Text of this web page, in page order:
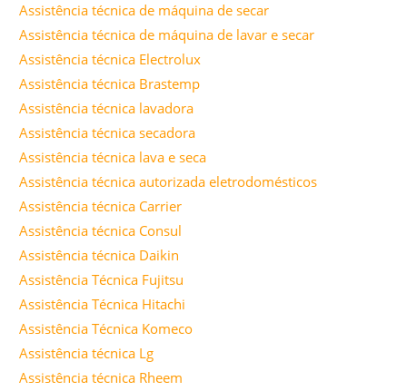
Assistência técnica de máquina de secar
Assistência técnica de máquina de lavar e secar
Assistência técnica Electrolux
Assistência técnica Brastemp
Assistência técnica lavadora
Assistência técnica secadora
Assistência técnica lava e seca
Assistência técnica autorizada eletrodomésticos
Assistência técnica Carrier
Assistência técnica Consul
Assistência técnica Daikin
Assistência Técnica Fujitsu
Assistência Técnica Hitachi
Assistência Técnica Komeco
Assistência técnica Lg
Assistência técnica Rheem